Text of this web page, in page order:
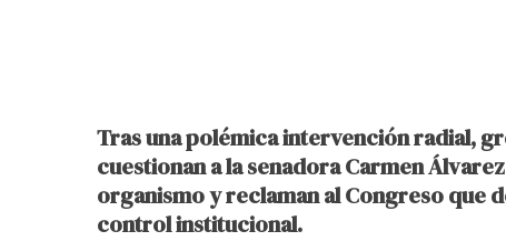
Tras una polémica intervención radial,
cuestionan a la senadora Carmen
organismo y reclaman al Congreso que
control institucional.